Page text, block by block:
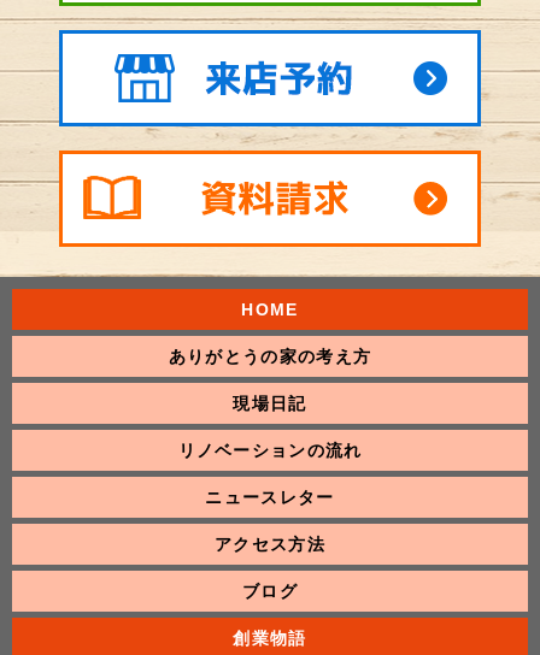
HOME
ありがとうの家の考え方
現場日記
リノベーションの流れ
ニュースレター
アクセス方法
ブログ
創業物語